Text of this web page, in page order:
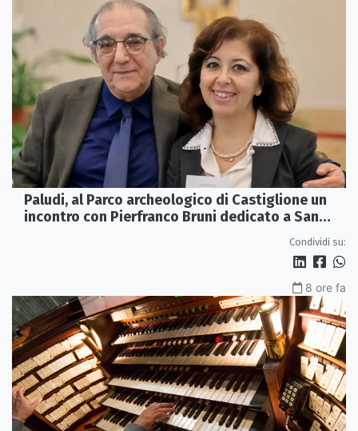
Paludi, al Parco archeologico di Castiglione un
incontro con Pierfranco Bruni dedicato a San
Condividi su:
8 ore fa